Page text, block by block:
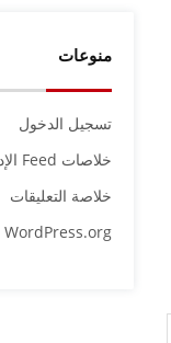
منوعات
تسجيل الدخول
خلاصات Feed الإدخالات
خلاصة التعليقات
WordPress.org